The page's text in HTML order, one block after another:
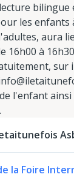
les enfants
aura
16h00 à
sur
l'enfant ainsi
la Foire